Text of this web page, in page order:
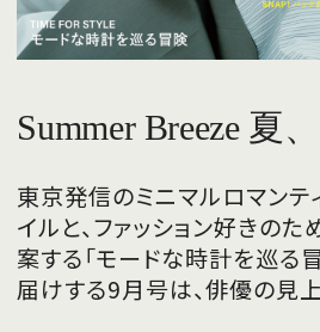
Summer Breeze 夏
東京発信のミニマルロマンテ
イルと、ファッション好きの
案する「モードな時計を巡る
届けする9月号は、俳優の見